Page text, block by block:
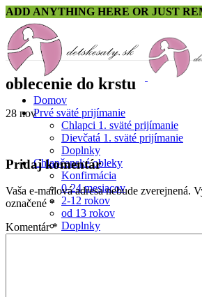
ADD ANYTHING HERE OR JUST
Domov
Prvé sväté prijímanie
Chlapci 1. sväté prijímanie
Dievčatá 1. sväté prijímanie
Doplnky
Chlapčenské obleky
Konfirmácia
0-24 mesiacov
2-12 rokov
od 13 rokov
Doplnky
Dievčenské šaty
oblecenie do krstu
28 nov
Pridaj komentár
Vaša e-mailová adresa nebude zverejnená.
označené *
Komentár*